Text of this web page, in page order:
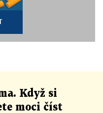
Když si
moci číst